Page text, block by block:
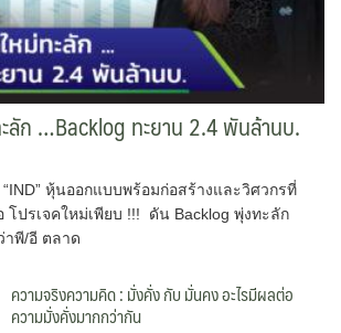
ะลัก …Backlog ทะยาน 2.4 พันล้านบ.
หุ้นออกแบบพร้อมก่อสร้างและวิศวกรที่
ปรเจคใหม่เพียบ !!! ดัน Backlog พุ่งทะลัก
าพี/อี ตลาด
ความจริงความคิด : มั่งคั่ง กับ มั่นคง อะไรมีผลต่อ
ความมั่งคั่งมากกว่ากัน